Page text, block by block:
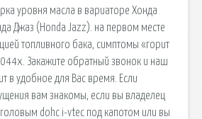
уровня масла в вариаторе Хонда
Джаз (Honda Jazz). на первом месте
топливного бака, симптомы «горит
Закажите обратный звонок и наш
в удобное для Вас время. Если
вам знакомы, если вы владелец
dohc i-vtec под капотом или вы